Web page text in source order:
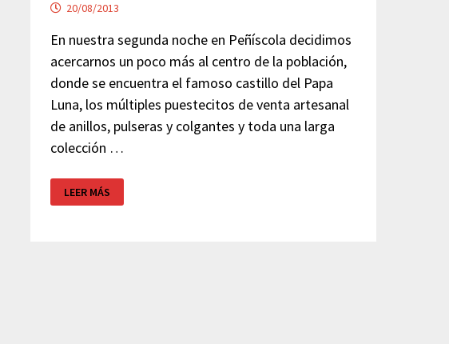
20/08/2013
En nuestra segunda noche en Peñíscola decidimos
acercarnos un poco más al centro de la población,
donde se encuentra el famoso castillo del Papa
Luna, los múltiples puestecitos de venta artesanal
de anillos, pulseras y colgantes y toda una larga
colección …
VITA
LOUNGE
LEER MÁS